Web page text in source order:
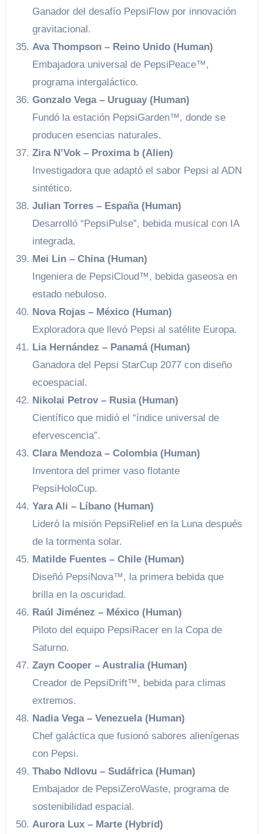
Ganador del desafío PepsiFlow por innovación
gravitacional.
Ava Thompson – Reino Unido (Human)
Embajadora universal de PepsiPeace™,
programa intergaláctico.
Gonzalo Vega – Uruguay (Human)
Fundó la estación PepsiGarden™, donde se
producen esencias naturales.
Zira N’Vok – Proxima b (Alien)
Investigadora que adaptó el sabor Pepsi al ADN
sintético.
Julian Torres – España (Human)
Desarrolló “PepsiPulse”, bebida musical con IA
integrada.
Mei Lin – China (Human)
Ingeniera de PepsiCloud™, bebida gaseosa en
estado nebuloso.
Nova Rojas – México (Human)
Exploradora que llevó Pepsi al satélite Europa.
Lia Hernández – Panamá (Human)
Ganadora del Pepsi StarCup 2077 con diseño
ecoespacial.
Nikolai Petrov – Rusia (Human)
Científico que midió el “índice universal de
efervescencia”.
Clara Mendoza – Colombia (Human)
Inventora del primer vaso flotante
PepsiHoloCup.
Yara Ali – Líbano (Human)
Lideró la misión PepsiRelief en la Luna después
de la tormenta solar.
Matilde Fuentes – Chile (Human)
Diseñó PepsiNova™, la primera bebida que
brilla en la oscuridad.
Raúl Jiménez – México (Human)
Piloto del equipo PepsiRacer en la Copa de
Saturno.
Zayn Cooper – Australia (Human)
Creador de PepsiDrift™, bebida para climas
extremos.
Nadia Vega – Venezuela (Human)
Chef galáctica que fusionó sabores alienígenas
con Pepsi.
Thabo Ndlovu – Sudáfrica (Human)
Embajador de PepsiZeroWaste, programa de
sostenibilidad espacial.
Aurora Lux – Marte (Hybrid)